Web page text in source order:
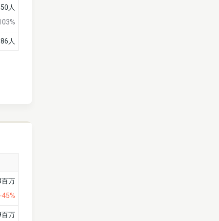
人
人
百万
-45%
百万